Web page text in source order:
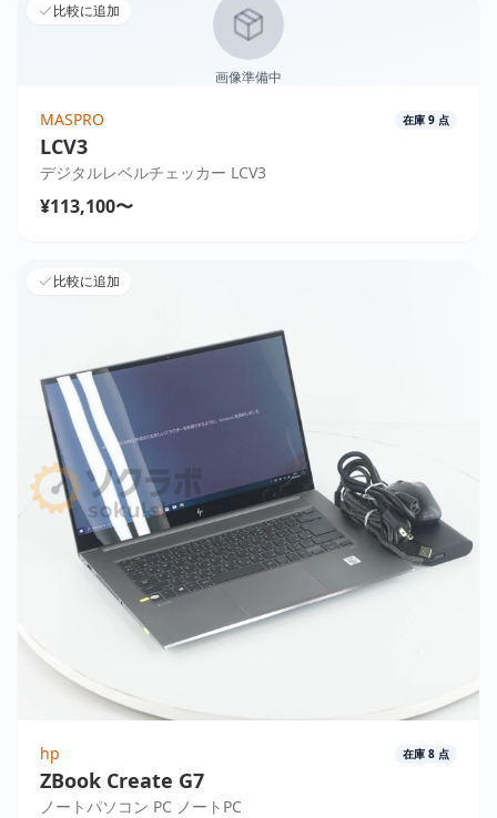
比較に追加
画像準備中
MASPRO 在庫 9 点
LCV3
デジタルレベルチェッカー LCV3
¥113,100〜
比較に追加
hp 在庫 8 点
ZBook Create G7
ノートパソコン PC ノートPC